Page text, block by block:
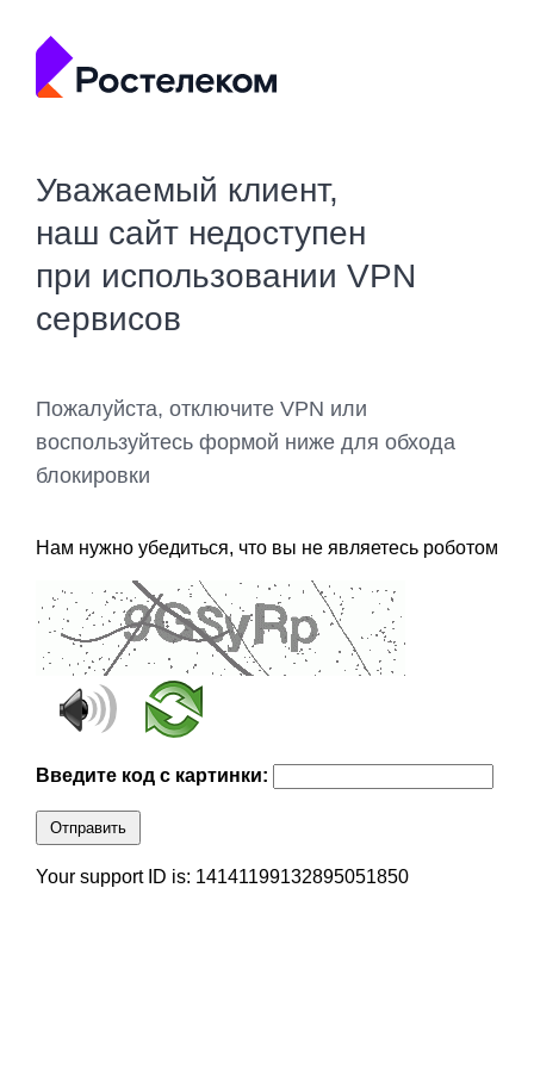
Уважаемый клиент,
наш сайт недоступен
при использовании VPN
сервисов
Пожалуйста, отключите VPN или
воспользуйтесь формой ниже для обхода
блокировки
Нам нужно убедиться, что вы не являетесь роботом
Введите код с картинки:
Отправить
Your support ID is: 14141199132895051850